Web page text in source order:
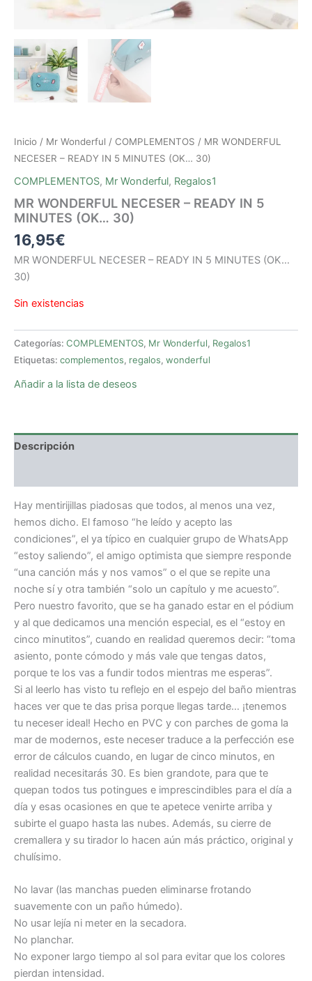
Inicio / Mr Wonderful / COMPLEMENTOS / MR WONDERFUL
NECESER – READY IN 5 MINUTES (OK… 30)
COMPLEMENTOS, Mr Wonderful, Regalos1
MR WONDERFUL NECESER – READY IN 5
MINUTES (OK… 30)
16,95€
MR WONDERFUL NECESER – READY IN 5 MINUTES (OK…
30)
Sin existencias
Categorías: COMPLEMENTOS, Mr Wonderful, Regalos1
Etiquetas: complementos, regalos, wonderful
Añadir a la lista de deseos
Descripción
Hay mentirijillas piadosas que todos, al menos una vez,
hemos dicho. El famoso “he leído y acepto las
condiciones”, el ya típico en cualquier grupo de WhatsApp
“estoy saliendo”, el amigo optimista que siempre responde
“una canción más y nos vamos” o el que se repite una
noche sí y otra también “solo un capítulo y me acuesto”.
Pero nuestro favorito, que se ha ganado estar en el pódium
y al que dedicamos una mención especial, es el “estoy en
cinco minutitos”, cuando en realidad queremos decir: “toma
asiento, ponte cómodo y más vale que tengas datos,
porque te los vas a fundir todos mientras me esperas”.
Si al leerlo has visto tu reflejo en el espejo del baño mientras
haces ver que te das prisa porque llegas tarde… ¡tenemos
tu neceser ideal! Hecho en PVC y con parches de goma la
mar de modernos, este neceser traduce a la perfección ese
error de cálculos cuando, en lugar de cinco minutos, en
realidad necesitarás 30. Es bien grandote, para que te
quepan todos tus potingues e imprescindibles para el día a
día y esas ocasiones en que te apetece venirte arriba y
subirte el guapo hasta las nubes. Además, su cierre de
cremallera y su tirador lo hacen aún más práctico, original y
chulísimo.
No lavar (las manchas pueden eliminarse frotando
suavemente con un paño húmedo).
No usar lejía ni meter en la secadora.
No planchar.
No exponer largo tiempo al sol para evitar que los colores
pierdan intensidad.